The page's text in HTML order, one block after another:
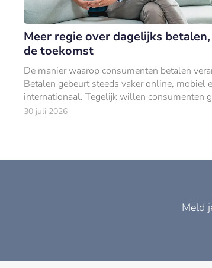
Meer regie over dagelijks
de toekomst
De manier waarop consumenten betalen
Betalen gebeurt steeds vaker online, mobiel
internationaal. Tegelijk willen consumenten
op hun uitgaven.
30 juli 2026
Meld